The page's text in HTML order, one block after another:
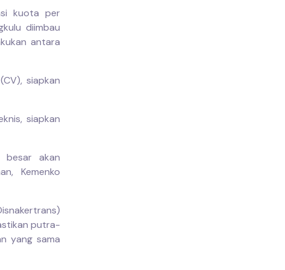
kuota per
diimbau
antara
siapkan
siapkan
besar akan
Kemenko
putra-
yang sama